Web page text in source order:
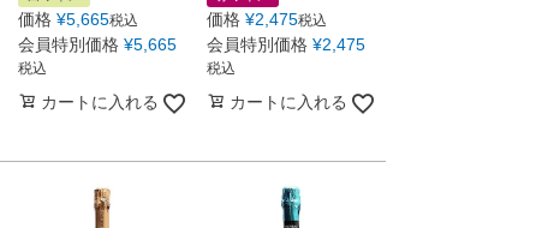
価格 ¥5,665税込
会員特別価格 ¥5,665
税込
カートに入れる
価格 ¥2,475税込
会員特別価格 ¥2,475
税込
カートに入れる